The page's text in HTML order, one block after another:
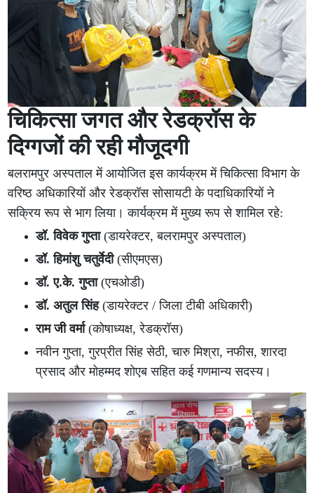
चिकित्सा जगत और रेडक्रॉस के
दिग्गजों की रही मौजूदगी
बलरामपुर अस्पताल में आयोजित इस कार्यक्रम में चिकित्सा विभाग के
वरिष्ठ अधिकारियों और रेडक्रॉस सोसायटी के पदाधिकारियों ने
सक्रिय रूप से भाग लिया। कार्यक्रम में मुख्य रूप से शामिल रहे:
डॉ. विवेक गुप्ता(डायरेक्टर, बलरामपुर अस्पताल)
डॉ. हिमांशु चतुर्वेदी(सीएमएस)
डॉ. ए.के. गुप्ता(एचओडी)
डॉ. अतुल सिंह(डायरेक्टर / जिला टीबी अधिकारी)
राम जी वर्मा(कोषाध्यक्ष, रेडक्रॉस)
नवीन गुप्ता, गुरप्रीत सिंह सेठी, चारु मिश्रा, नफीस, शारदा
प्रसाद और मोहम्मद शोएब सहित कई गणमान्य सदस्य।